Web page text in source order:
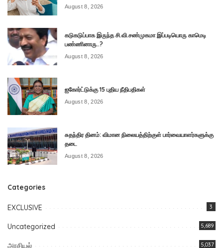
August 8, 2026
கடுகடுப்பாக இருந்த சி.வி.சண்முகமா இப்படியொரு காமெடி
பண்ணினாரு..?
August 8, 2026
ஐகோர்ட்டுக்கு 15 புதிய நீதிபதிகள்
August 8, 2026
சுதந்திர தினம்: விமான நிலையத்திற்குள் பார்வையாளர்களுக்கு
தடை
August 8, 2026
Categories
EXCLUSIVE 3
Uncategorized 5,689
அரசியல் 5,037